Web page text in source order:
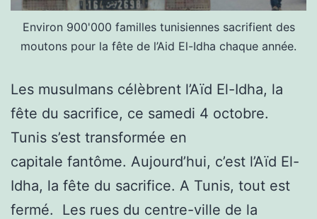
Environ 900'000 familles tunisiennes sacrifient des
moutons pour la fête de l’Aid El-Idha chaque année.
Les musulmans célèbrent l’Aïd El-Idha, la
fête du sacrifice, ce samedi 4 octobre.
Tunis s’est transformée en
capitale fantôme. Aujourd’hui, c’est l’Aïd El-
Idha, la fête du sacrifice. A Tunis, tout est
fermé. Les rues du centre-ville de la